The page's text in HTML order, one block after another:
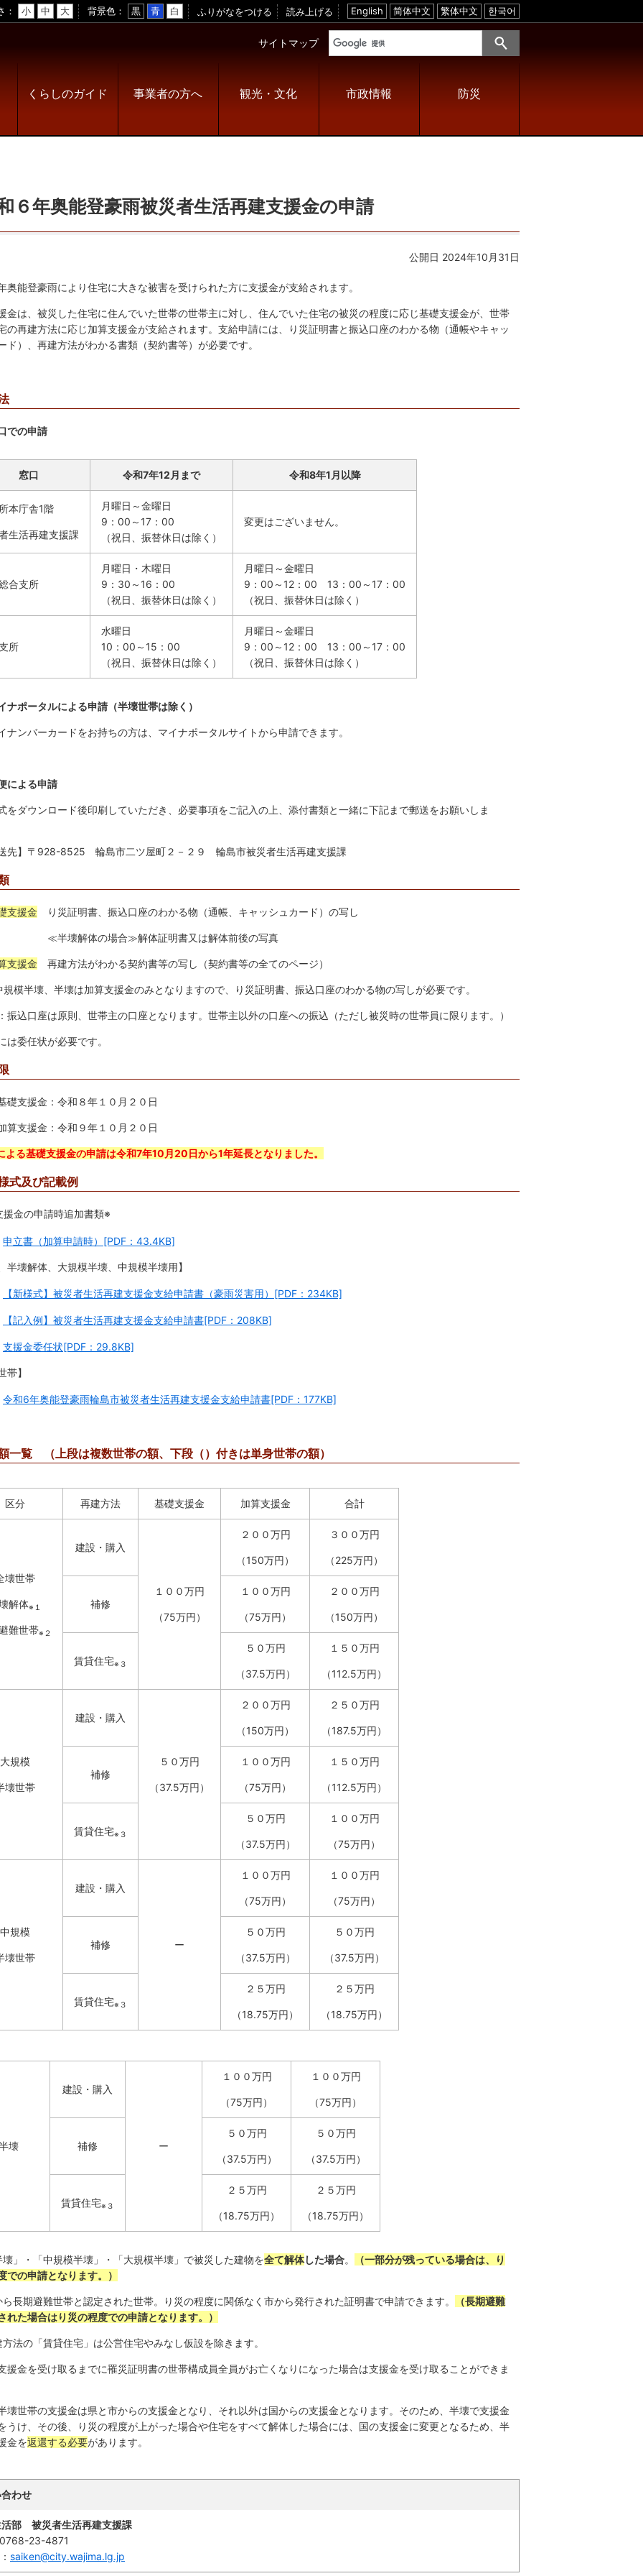
小 中 大 背景色 黒 青 白 ふりがなをつける 読み上げる
E
n
g
l
i
简
体
繁
体
한
국
サイトマップ
くらしのガイド 事業者の方へ 観光・文化 市政情報 防災
６年奥能登豪雨被災者生活再建支援金の申請
公開日 2024年10月31日
奥能登豪雨により住宅に大きな被害を受けられた方に支援金が支給されます。
金は、被災した住宅に住んでいた世帯の世帯主に対し、住んでいた住宅の被災の程度に応じ基礎支援金が、世帯
の再建方法に応じ加算支援金が支給されます。支給申請には、り災証明書と振込口座のわかる物（通帳やキャッ
ド）、再建方法がわかる書類（契約書等）が必要です。
での申請
窓口 令和7年12月まで 令和8年1月以降
本庁舎1階
生活再建支援課
月曜日～金曜日
9：00～17：00
（祝日、振替休日は除く）
変更はございません。
合支所
月曜日・木曜日
9：30～16：00
（祝日、振替休日は除く）
月曜日～金曜日
9：00～12：00 13：00～17：00
（祝日、振替休日は除く）
所
水曜日
10：00～15：00
（祝日、振替休日は除く）
月曜日～金曜日
9：00～12：00 13：00～17：00
（祝日、振替休日は除く）
ナポータルによる申請（半壊世帯は除く）
バーカードをお持ちの方は、マイナポータルサイトから申請できます。
による申請
ウンロード後印刷していただき、必要事項をご記入の上、添付書類と一緒に下記まで郵送をお願いしま
】〒928-8525 輪島市二ツ屋町２－２９ 輪島市被災者生活再建支援課
支援金 り災証明書、振込口座のわかる物（通帳、キャッシュカード）の写し
解体の場合≫解体証明書又は解体前後の写真
支援金 再建方法がわかる契約書等の写し（契約書等の全てのページ）
半壊、半壊は加算支援金のみとなりますので、り災証明書、振込口座のわかる物の写しが必要です。
口座は原則、世帯主の口座となります。世帯主以外の口座への振込（ただし被災時の世帯員に限ります。）
任状が必要です。
金：令和８年１０月２０日
金：令和９年１０月２０日
よる基礎支援金の申請は令和7年10月20日から1年延長となりました。
式及び記載例
援金の申請時追加書類※
申立書（加算申請時）[PDF：43.4KB]
半壊解体、大規模半壊、中規模半壊用】
【新様式】被災者生活再建支援金支給申請書（豪雨災害用）[PDF：234KB]
【記入例】被災者生活再建支援金支給申請書[PDF：208KB]
支援金委任状[PDF：29.8KB]
帯】
令和6年奥能登豪雨輪島市被災者生活再建支援金支給申請書[PDF：177KB]
一覧 （上段は複数世帯の額、下段（）付きは単身世帯の額）
区分 再建方法 基礎支援金 加算支援金 合計
壊世帯
解体※１
難世帯※２
建設・購入
１００万円
（75万円）
２００万円
（150万円）
３００万円
（225万円）
補修
１００万円
（75万円）
２００万円
（150万円）
賃貸住宅※３
５０万円
（37.5万円）
１５０万円
（112.5万円）
大規模
壊世帯
建設・購入
５０万円
（37.5万円）
２００万円
（150万円）
２５０万円
（187.5万円）
補修
１００万円
（75万円）
１５０万円
（112.5万円）
賃貸住宅※３
５０万円
（37.5万円）
１００万円
（75万円）
中規模
壊世帯
建設・購入
ー
１００万円
（75万円）
１００万円
（75万円）
補修
５０万円
（37.5万円）
５０万円
（37.5万円）
賃貸住宅※３
２５万円
（18.75万円）
２５万円
（18.75万円）
壊
建設・購入
ー
１００万円
（75万円）
１００万円
（75万円）
補修
５０万円
（37.5万円）
５０万円
（37.5万円）
賃貸住宅※３
２５万円
（18.75万円）
２５万円
（18.75万円）
」・「中規模半壊」・「大規模半壊」で被災した建物を全て解体した場合。
（一部分が残っている場合は、り
での申請となります。）
長期避難世帯と認定された世帯。り災の程度に関係なく市から発行された証明書で申請できます。
（長期避難
れた場合はり災の程度での申請となります。）
法の「賃貸住宅」は公営住宅やみなし仮設を除きます。
金を受け取るまでに罹災証明書の世帯構成員全員がお亡くなりになった場合は支援金を受け取ることができま
世帯の支援金は県と市からの支援金となり、それ以外は国からの支援金となります。そのため、半壊で支援金
うけ、その後、り災の程度が上がった場合や住宅をすべて解体した場合には、国の支援金に変更となるため、半
金を返還する必要があります。
わせ
活部 被災者生活再建支援課
0768-23-4871
saiken@city.wajima.lg.jp